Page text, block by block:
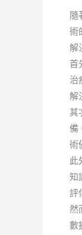
隨
術
解
首
治
解
其
備
術
此
知
評
然
數